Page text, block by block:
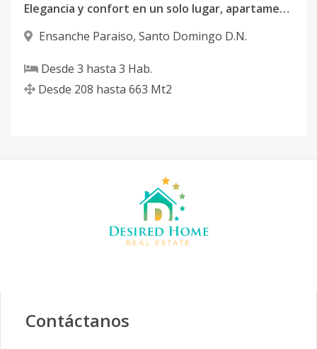
Elegancia y confort en un solo lugar, apartamentos, loft y penthouses en una torre moderna.
Ensanche Paraiso, Santo Domingo D.N.
Desde 3 hasta 3 Hab.
Desde 208 hasta 663 Mt2
Contáctanos